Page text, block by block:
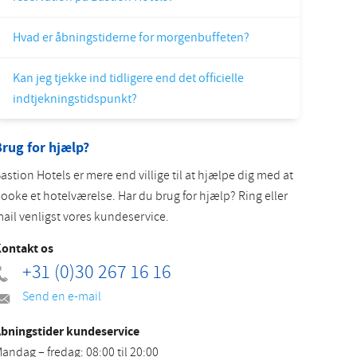
Hvad er åbningstiderne for morgenbuffeten?
Kan jeg tjekke ind tidligere end det officielle
indtjekningstidspunkt?
for hjælp?
Hotels er mere end villige til at hjælpe dig med at
et hotelværelse. Har du brug for hjælp? Ring eller
venligst vores kundeservice.
os
+31 (0)30 267 16 16
Send en e-mail
kundeservice
– fredag: 08:00 til 20:00